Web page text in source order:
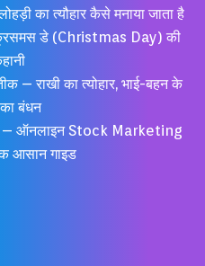
का त्यौहार कैसे मनाया जाता है
डे (Christmas Day) की
– राखी का त्योहार, भाई-बहन के
का बंधन
– ऑनलाइन Stock Marketing
आसान गाइड